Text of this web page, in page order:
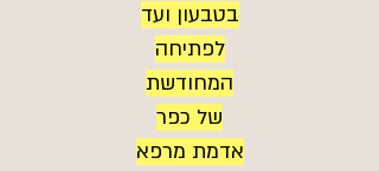
בטבעון ועד
לפתיחה
המחודשת
של כפר
אדמת מרפא